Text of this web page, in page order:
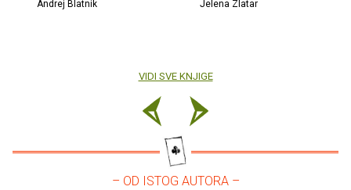
Andrej Blatnik Jelena Zlatar
VIDI SVE KNJIGE
– OD ISTOG AUTORA –